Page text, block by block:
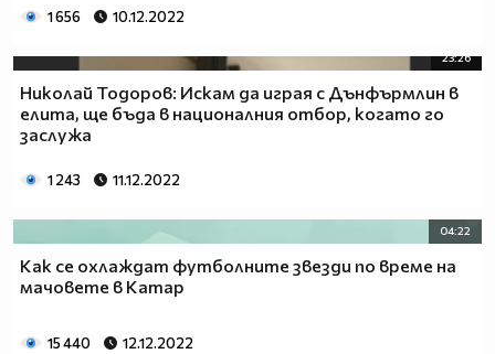
1 656 10.12.2022
23:26
Николай Тодоров: Искам да играя с Дънфърмлин в
елита, ще бъда в националния отбор, когато го
заслужа
1 243 11.12.2022
04:22
Как се охлаждат футболните звезди по време на
мачовете в Катар
15 440 12.12.2022